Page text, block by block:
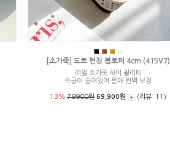
■ ■ ■
[소가죽] 도트 펀칭 블로퍼 4cm (415V7)
리얼 소가죽 하이 퀄리티
속굽이 숨어있어 몸매 완벽 보정
13% 79900원 69,900원 (리뷰: 11)